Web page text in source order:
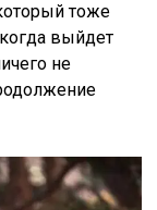
тоже
выйдет
не